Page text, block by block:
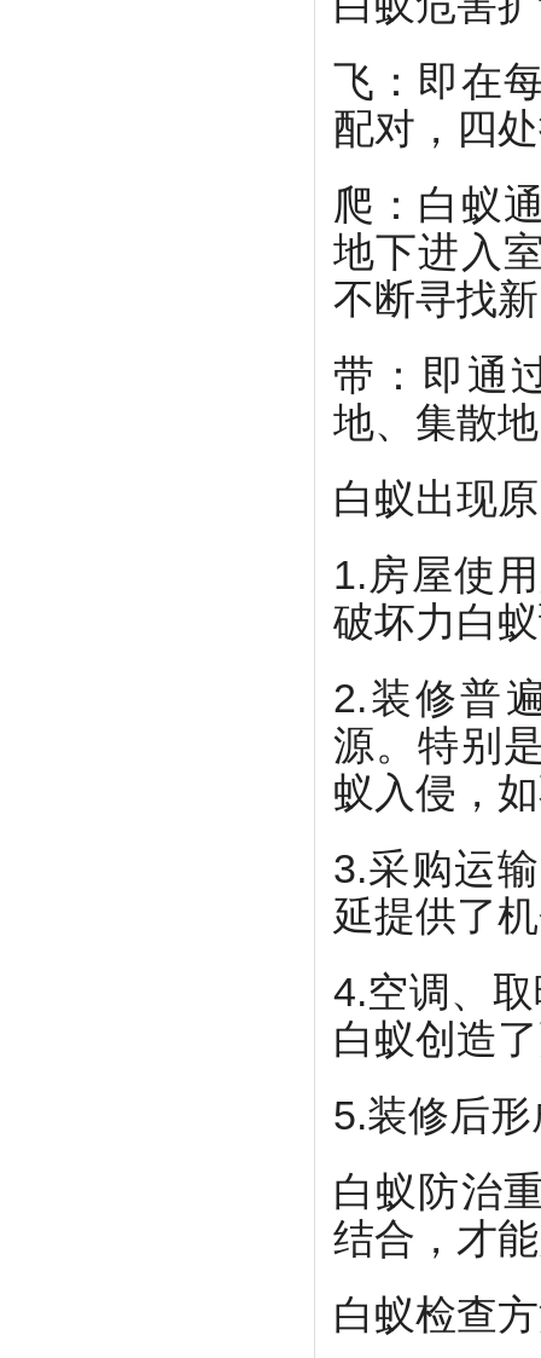
飞：即在
配对，四
爬：白蚁
地下进入
不断寻找
带：即通
地、集散
白蚁出现
1.房屋使
破坏力白
2.装修普
源。特别
蚁入侵，
3.采购运
延提供了
4.空调、
白蚁创造
5.装修后
白蚁防治
结合，才
白蚁检查